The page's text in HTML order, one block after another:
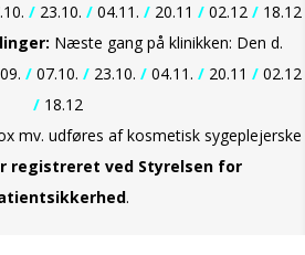
/ 23.10. / 04.11. / 20.11 / 02.12 / 18.12
Næste gang på klinikken: Den d.
/ 07.10. / 23.10. / 04.11. / 20.11 / 02.12
/18.12
mv. udføres af kosmetisk sygeplejerske
registreret ved Styrelsen for
.